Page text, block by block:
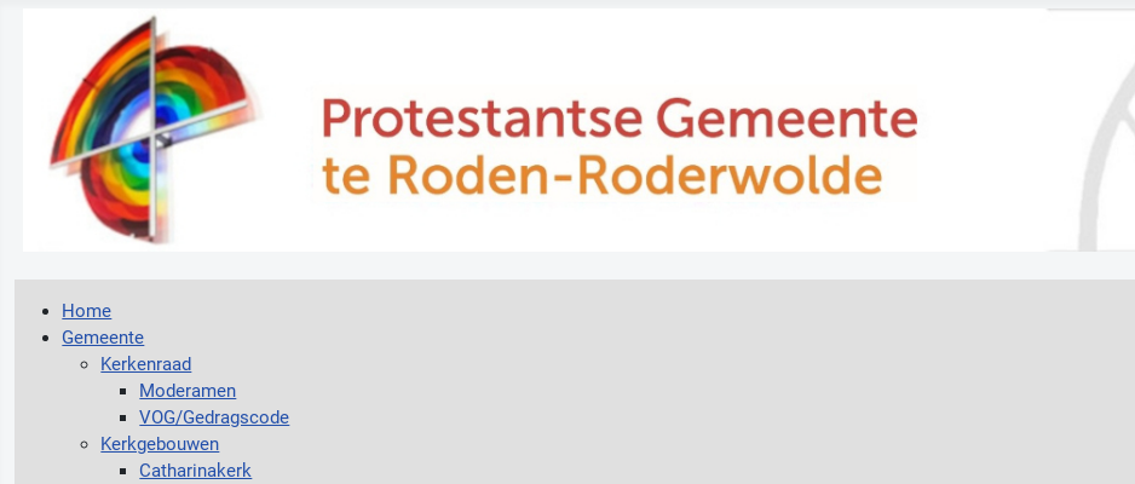
Home
Gemeente
Kerkenraad
Moderamen
VOG/Gedragscode
Kerkgebouwen
Catharinakerk